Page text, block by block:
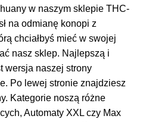
w naszym sklepie THC-
na odmianę konopi z
chciałbyś mieć w swojej
nasz sklep. Najlepszą i
wersja naszej strony
Po lewej stronie znajdziesz
Kategorie noszą różne
Automaty XXL czy Max